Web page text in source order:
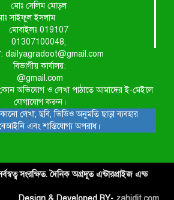
মোঃ সেলিম মোড়ল
ইসলাম
মোবাইলঃ 019107
01307100048,
dailyagradoot@gmail.com
বিভাগীয় কার্যালয়:
@gmail.com
কোন অভিযোগ ও লেখা পাঠাতে আমাদের ই-মেইলে
যোগাযোগ করুন।
লেখা, ছবি, ভিডিও অনুমতি ছাড়া ব্যবহার
এবং শাস্তিযোগ্য অপরাধ।
সংরক্ষিত. দৈনিক অগ্রদূত এন্টারপ্রাইজ এন্ড